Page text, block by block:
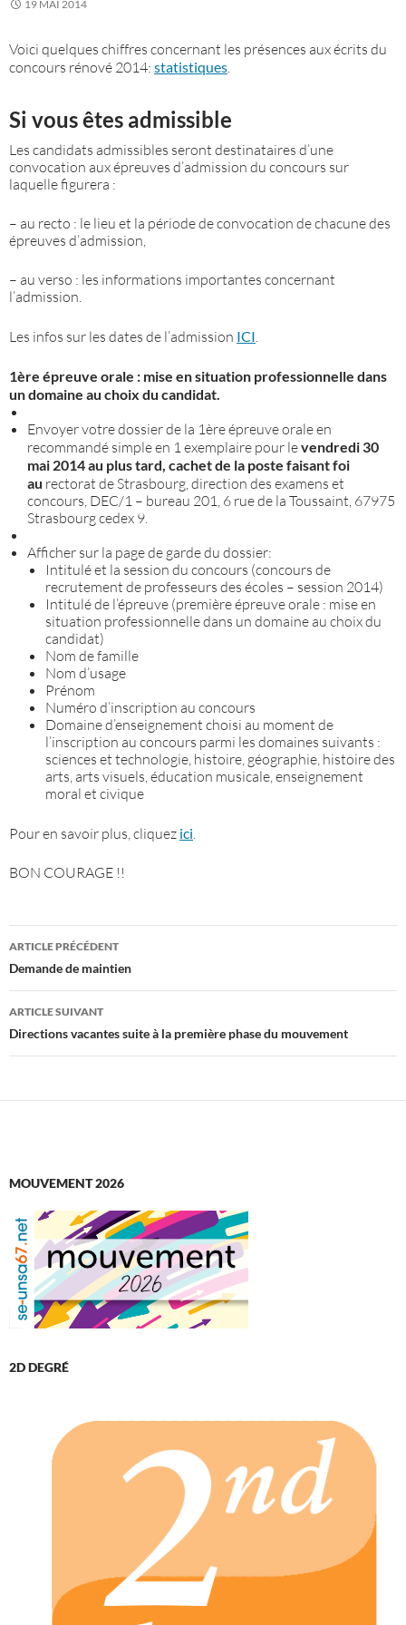
19 MAI 2014
Voici quelques chiffres concernant les présences aux écrits du
concours rénové 2014: statistiques
Si vous êtes admissible
Les candidats admissibles seront destinataires d’une
convocation aux épreuves d’admission du concours sur
laquelle figurera :
– au recto : le lieu et la période de convocation de chacune des
épreuves d’admission,
– au verso : les informations importantes concernant
l’admission.
Les infos sur les dates de l’admission ICI
1ère épreuve orale : mise en situation professionnelle dans
un domaine au choix du candidat.
Envoyer votre dossier de la 1ère épreuve orale en
recommandé simple en 1 exemplaire pour levendredi 30
mai 2014 au plus tard, cachet de la poste faisant foi
au rectorat de Strasbourg, direction des examens et
concours, DEC/1 – bureau 201, 6 rue de la Toussaint, 67975
Strasbourg cedex 9.
Afficher sur la page de garde du dossier:
Intitulé et la session du concours (concours de
recrutement de professeurs des écoles – session 2014)
Intitulé de l’épreuve (première épreuve orale : mise en
situation professionnelle dans un domaine au choix du
candidat)
Nom de famille
Nom d’usage
Prénom
Numéro d’inscription au concours
Domaine d’enseignement choisi au moment de
l’inscription au concours parmi les domaines suivants :
sciences et technologie, histoire, géographie, histoire des
arts, arts visuels, éducation musicale, enseignement
moral et civique
Pour en savoir plus, cliquez ici
BON COURAGE !!
Navigation
des
articles
ARTICLE PRÉCÉDENT
Demande de maintien
ARTICLE SUIVANT
Directions vacantes suite à la première phase du mouvement
MOUVEMENT 2026
2D DEGRÉ